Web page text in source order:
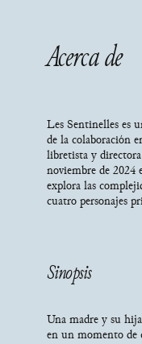
Acerca de
Les Sentinelles es
de la colaboración
libretista y directora
noviembre de 2024
explora las
cuatro personajes
Sinopsis
Una madre y su
en un momento de